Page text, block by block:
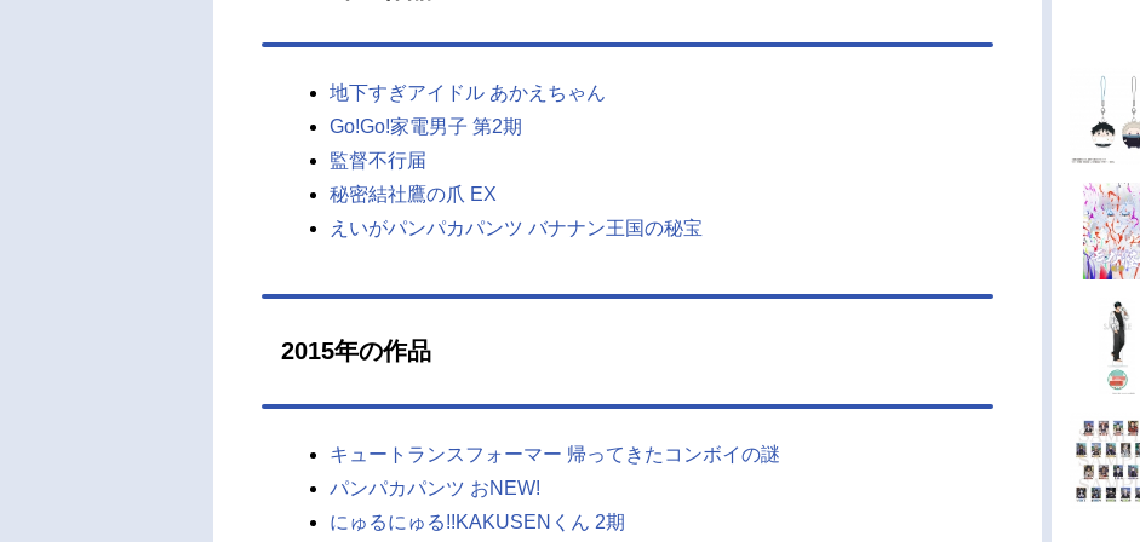
地下すぎアイドル あかえちゃん
Go!Go!家電男子 第2期
監督不行届
秘密結社鷹の爪 EX
えいがパンパカパンツ バナナン王国の秘宝
2015年の作品
キュートランスフォーマー 帰ってきたコンボイの謎
パンパカパンツ おNEW!
にゅるにゅる!!KAKUSENくん 2期